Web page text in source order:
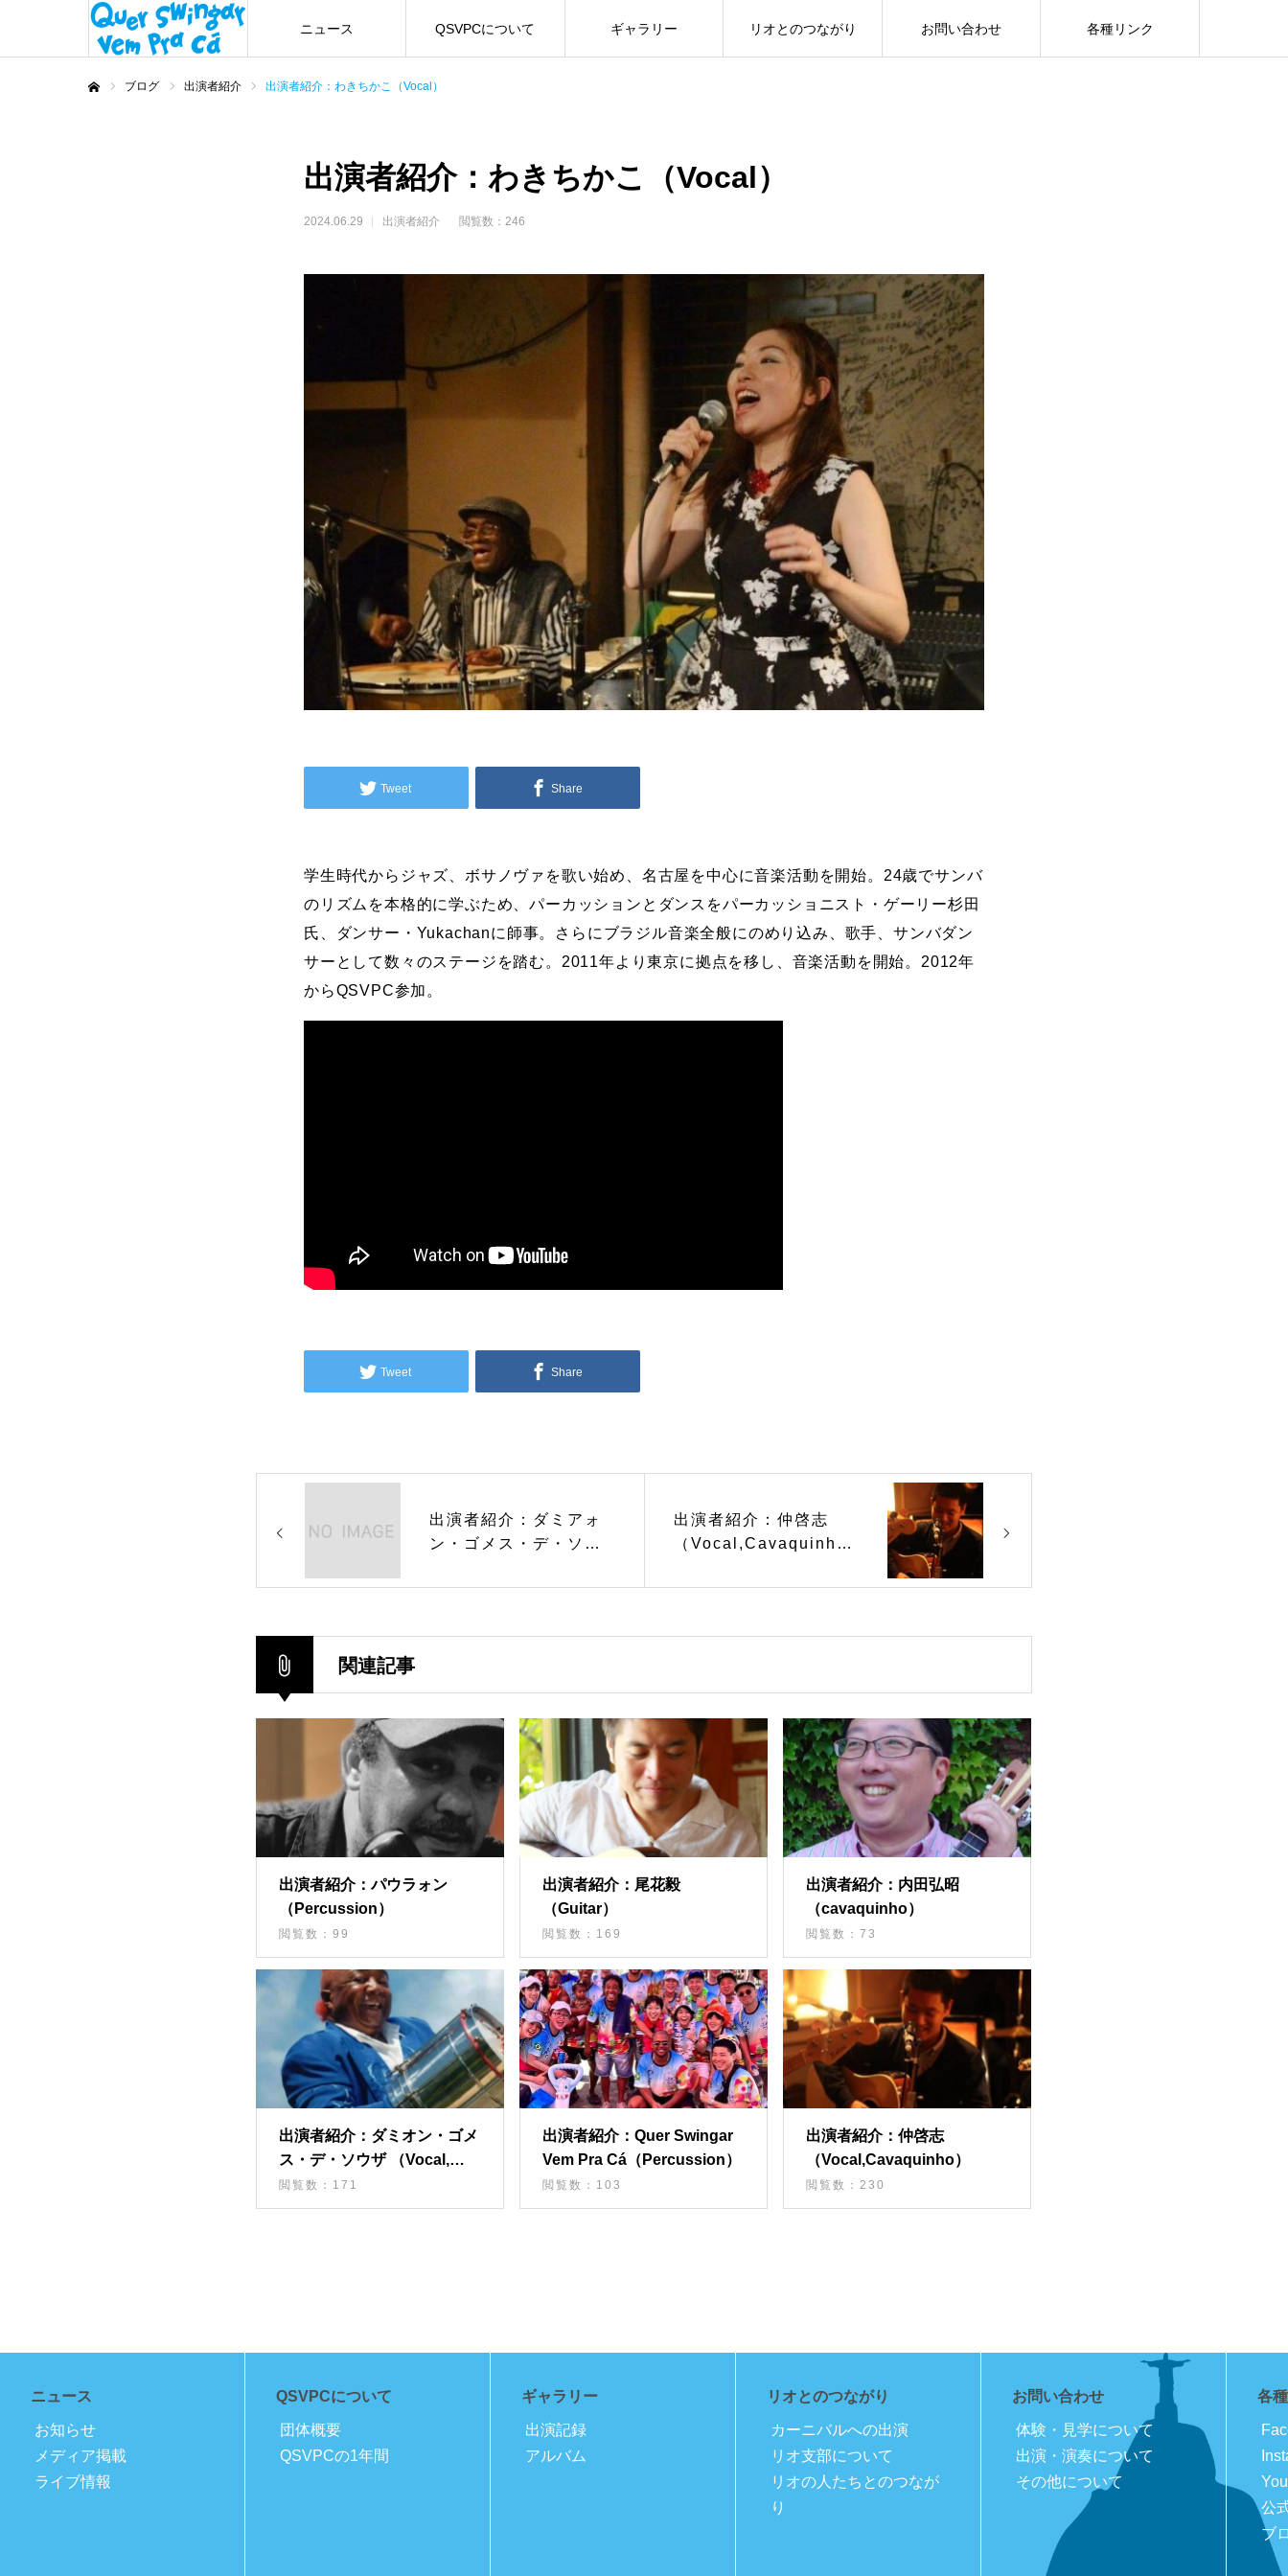
ニュース QSVPCについて ギャラリー リオとのつながり お問い合わせ 各種リンク
ブログ 出演者紹介 出演者紹介：わきちかこ（Vocal）
出演者紹介：わきちかこ（Vocal）
2024.06.29 出演者紹介 閲覧数：246
Tweet Share
学生時代からジャズ、ボサノヴァを歌い始め、名古屋を中心に音楽活動を開始。 24歳でサンバ
のリズムを本格的に学ぶため、パーカッションとダンスをパーカッショニスト・ゲーリー杉田
氏、ダンサー・Yukachanに師事。
さらにブラジル音楽全般にのめり込み、歌手、サンバダン
サーとして数々のステージを踏む。 2011年より東京に拠点を移し、音楽活動を開始。2012年
からQSVPC参加。
Tweet Share
出演者紹介：ダミアォ
ン・ゴメス・デ・ソウ
Percussion）
出演者紹介：仲啓志
（Vocal,Cavaquinho
関連記事
出演者紹介：パウラォン
（Percussion）
閲覧数：99
出演者紹介：尾花毅
（Guitar）
閲覧数：169
出演者紹介：内田弘昭
（cavaquinho）
閲覧数：73
出演者紹介：ダミオン・ゴメ
ス・デ・ソウザ （Vocal,
Percussion）
閲覧数：171
出演者紹介：Quer Swingar
Vem Pra Cá（Percussion）
閲覧数：103
出演者紹介：仲啓志
（Vocal,Cavaquinho）
閲覧数：230
ニュース
お知らせ
メディア掲載
ライブ情報
QSVPCについて
団体概要
QSVPCの1年間
ギャラリー
出演記録
アルバム
リオとのつながり
カーニバルへの出演
リオ支部について
リオの人たちとのつなが
り
お問い合わせ
体験・見学について
出演・演奏について
その他について
各
公
ブ